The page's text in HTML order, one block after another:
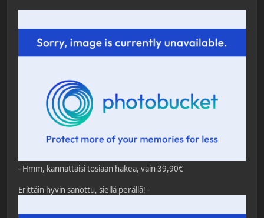
- Hmm, kannattaisi tosiaan hakea, vain 39,90€
Erittäin hyvin sanottu, siellä perällä! -